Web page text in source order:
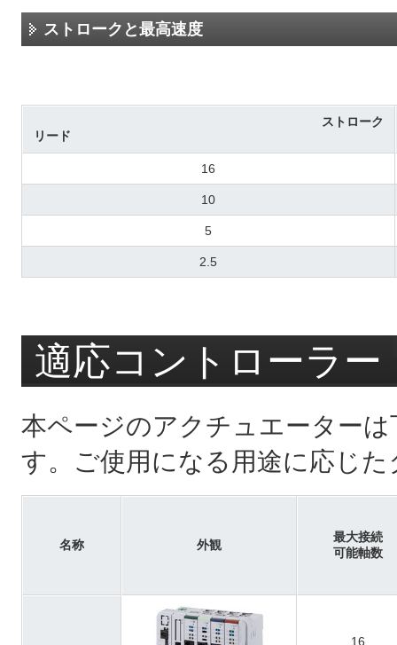
ストロークと最高速度
ストローク
リード
16
10
5
2.5
適応コントローラー
本ページのアクチュエーター
す。ご使用になる用途に応じ
名称 外観
最大接続
可能軸数
16